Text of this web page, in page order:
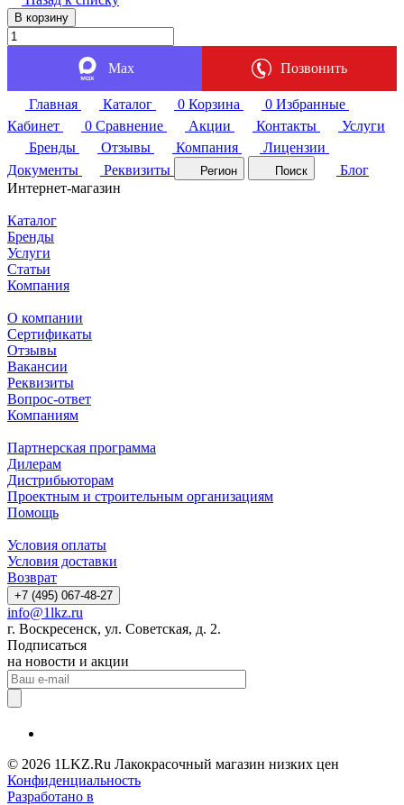
В корзину
Max Позвонить
Главная Каталог 0 Корзина 0 Избранные
Кабинет
0 Сравнение Акции Контакты
Услуги
Бренды
Отзывы Компания
Лицензии
Документы
Реквизиты Регион Поиск
Блог
Интернет-магазин
Каталог
Бренды
Услуги
Статьи
Компания
О компании
Сертификаты
Отзывы
Вакансии
Реквизиты
Вопрос-ответ
Компаниям
Партнерская программа
Дилерам
Дистрибьюторам
Проектным и строительным организациям
Помощь
Условия оплаты
Условия доставки
Возврат
+7 (495) 067-48-27
info@1lkz.ru
г. Воскресенск, ул. Советская, д. 2.
Подписаться
на новости и акции
© 2026 1LKZ.Ru Лакокрасочный магазин низких цен
Конфиденциальность
Разработано в